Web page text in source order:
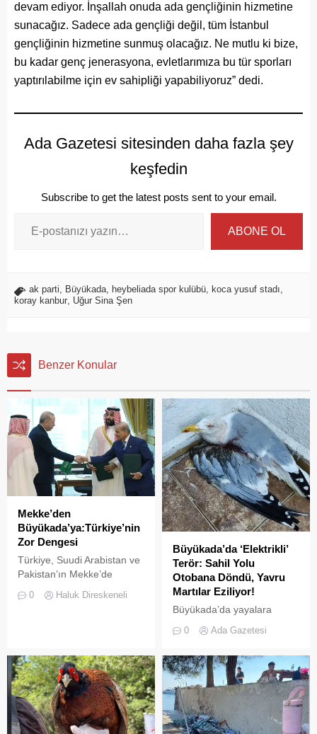
devam ediyor. İnşallah onuda ada gençliğinin hizmetine
sunacağız. Sadece ada gençliği değil, tüm İstanbul
gençliğinin hizmetine sunmuş olacağız. Ne mutlu ki bize,
bu kadar genç jenerasyona, evletlarımıza bu tür sporları
yaptırılabilme için ev sahipliği yapabiliyoruz” dedi.
Ada Gazetesi sitesinden daha fazla şey
keşfedin
Subscribe to get the latest posts sent to your email.
ABONE OL
ak parti, Büyükada, heybeliada spor kulübü, koca yusuf stadı,
koray kanbur, Uğur Sina Şen
Benzer Konular
Mekke’den
Büyükada’ya:Türkiye’nin
Zor Dengesi
Türkiye, Suudi Arabistan ve
Pakistan’ın Mekke’de
imzaladığı Ortak Savunma
Anlaşması, bölgesel
NATO’su” olarak
tanımlamak için erken.
Ancak Türkiye açısından
önemli olan, Ankara’nın aynı
anda NATO üyesi olması,
Suudi Arabistan ve
0 Haluk Direskeneli
Büyükada’da ‘Elektrikli’
Terör: Sahil Yolu
Otobana Döndü, Yavru
Martılar Eziliyor!
Büyükada’da yayalara
tanımaz elektrikli araç
ölüm yoluna dönüştü.
Denetimsizliğin ve aşırı
hızın son kurbanları ise
beslenmek için sahile inen
yavru martılar oldu. Adada
0 Ada Gazetesi